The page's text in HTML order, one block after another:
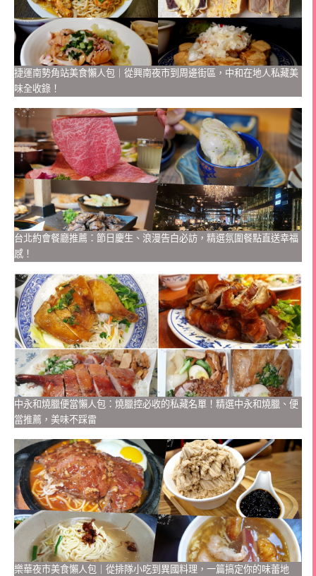
捷運南勢角站美食懶人包｜從興南夜市到周邊街區，中和在地人私藏美
味全收錄！
台北約會餐廳推薦：節日慶生、浪漫告白必訪，精選氛圍餐點直送幸福
感！
中永和燒臘便當懶人包：燒臘控必收的私藏名單！精選中永和燒臘、便
當推薦，美味不踩雷
樂華夜市美食懶人包｜從排隊小吃到異國料理，一篇搞定你的味蕾地